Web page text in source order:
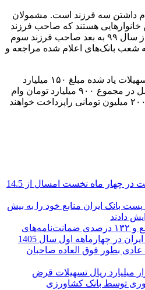
داشتن سه فرزند است. مشمولان
خانوارهایی هستند که صاحب فرزند
سوم شده‌اند و اگر خانواده‌ای از سال ۹۹ به بعد صاحب فرزند سوم
شعب بانک‌های اعلام شده مراجعه و
سهمیه هر بانک برای اعطای تسهیلات یاد شده مبلغ ۱۵۰ میلیارد
تومان تعیین شده و ۶ بانک عامل در مجموع ۹۰۰ میلیارد تومان وام
ودیعه، خرید یا ساخت مسکن ۲۰۰ میلیون تومانی راپرداخت خواهند
حق بیمه تولیدی بیمه ملت در چهار ماه نخست امسال از 14.5
پست بانک ایران منابع خود را به بیش
افزایش ۷۰ درصدی منابع و ۱۳۲ درصدی ضمانت‌نامه‌های
در چهارماهه اول سال 1405
بطور فوق العاده صاحبان
افزون بر 32 هزار میلیارد ریال تسهیلات قرض
توسط بانک کشاورزی